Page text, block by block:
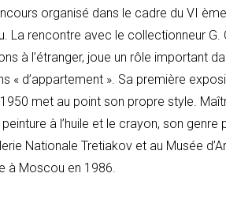
organisé dans le cadre du VI
La rencontre avec le collectionneur G.
à l’étranger, joue un rôle important
« d’appartement ». Sa première
met au point son propre style.
peinture à l’huile et le crayon, son
Nationale Tretiakov et au Musée
à Moscou en 1986.